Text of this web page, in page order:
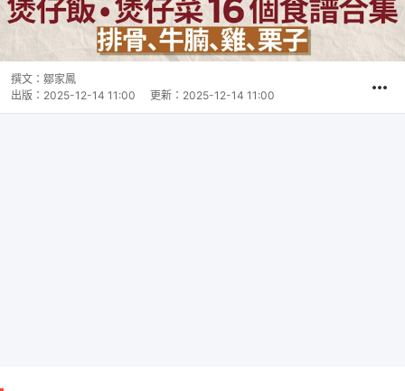
撰文： 鄒家鳳
出版： 2025-12-14 11:00 更新： 2025-12-14 11:00